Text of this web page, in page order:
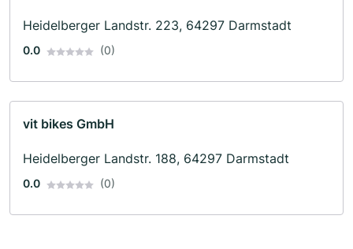
Heidelberger Landstr. 223, 64297 Darmstadt
0.0 (0)
vit bikes GmbH
Heidelberger Landstr. 188, 64297 Darmstadt
0.0 (0)